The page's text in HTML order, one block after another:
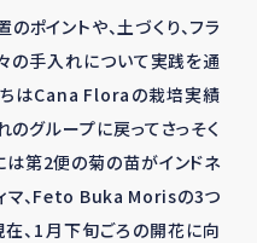
ポイントや、土づくり、フラ
々の手入れについて実践を通
はCana Flora の栽培実績
のグループに戻ってさっそく
は第2便の菊の苗がインドネ
マ、 Feto Buka Morisの3つ
、 1 月下旬ごろの開花に向